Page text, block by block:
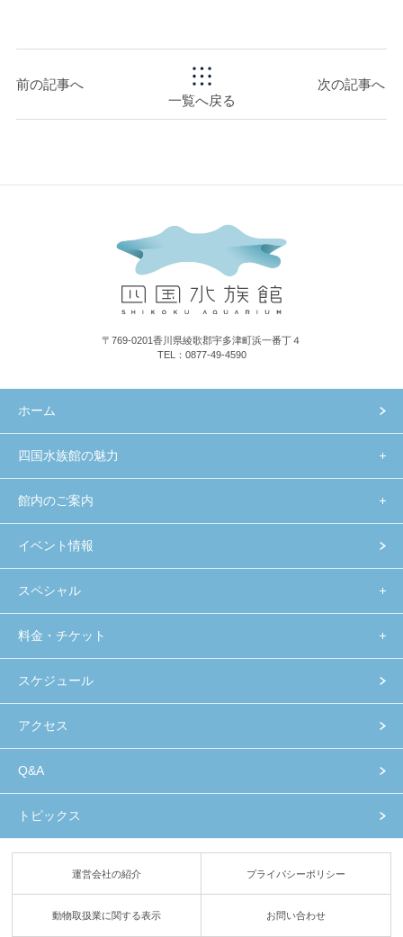
前の記事へ
一覧へ戻る
次の記事へ
〒769-0201香川県綾歌郡宇多津町浜一番丁４
TEL：0877-49-4590
ホーム
四国水族館の魅力
館内のご案内
イベント情報
スペシャル
料金・チケット
スケジュール
アクセス
Q&A
トピックス
運営会社の紹介 プライバシーポリシー
動物取扱業に関する表示 お問い合わせ